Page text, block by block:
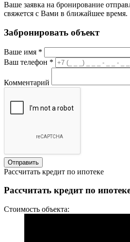
Ваше заявка на бронирование
свяжется с Вами в ближайшее время.
Забронировать объект
Ваше имя *
Ваш телефон *
Комментарий
Отправить
Рассчитать кредит по ипотеке
Рассчитать кредит по
Стоимость объекта: